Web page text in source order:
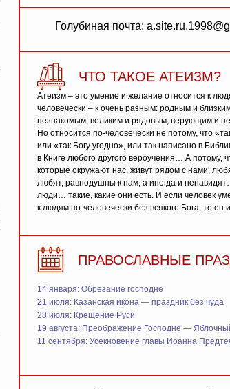
Голубиная почта:
ЧТО ТАКОЕ АТЕИЗМ?
Атеизм – это умение и желание относится к
человечески – к очень разным: родным и
незнакомым, великим и рядовым, верующим и
Но относится по-человечески не потому, что
или «так Богу угодно», или так написано в
в Книге любого другого вероучения… А потому,
которые окружают нас, живут рядом с нами,
любят, равнодушны к нам, а иногда и
люди… такие, какие они есть. И если человек
к людям по-человечески без всякого Бога, то он
ПРАВОСЛАВНЫЕ
14 января: Обрезание господне
21 июля: Казанская икона — праздник без чуда
28 июля: Крещение Руси
19 августа: Преображение Господне —
11 сентября: Усекновение главы Иоанна